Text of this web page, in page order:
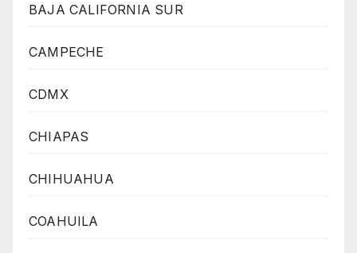
BAJA CALIFORNIA SUR
CAMPECHE
CDMX
CHIAPAS
CHIHUAHUA
COAHUILA